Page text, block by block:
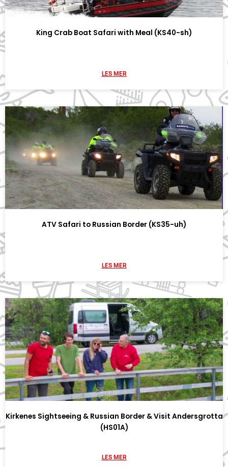
King Crab Boat Safari with Meal (KS40-sh)
LES MER
ATV Safari to Russian Border (KS35-uh)
LES MER
Kirkenes Sightseeing & Russian Border & Visit Andersgrotta
(HS01A)
LES MER